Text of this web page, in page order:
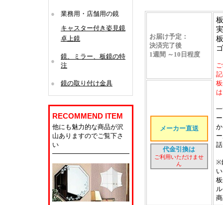
●
業務用・店舗用の鏡
キャスター付き姿見鏡
卓上鏡
●
鏡、ミラー、板鏡の特
注
● 鏡の取り付け金具
RECOMMEND ITEM
他にも魅力的な商品が沢
山ありますのでご覧下さ
い
お届け予定 ：
決済完了後
1週間 ～10日程度
※
メーカー直送
代金引換は
ご利用いただけませ
ん